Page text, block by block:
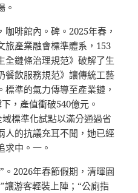
。
啡館內。碑。2025年春，
旅產業融會標準體系，153
全鏈條治理規范》破解了生
餐飲服務規范》讓傳統工藝
。標準的氣力傳導至產業鏈，
，產值衝破540億元。
域標準化試點以滿分通過省
人的抗議充耳不聞，她已經
求中。一。
。2026年春節假期，清暉園
讓游客輕裝上陣；“公廁指